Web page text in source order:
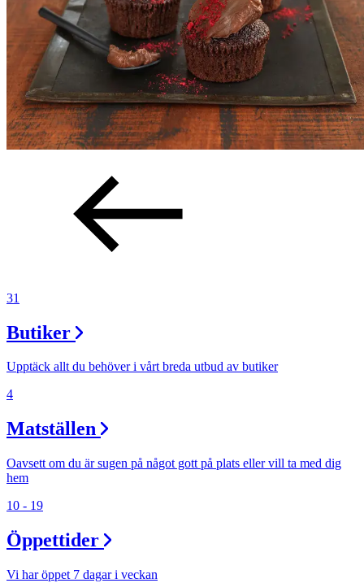
31
Butiker
Upptäck allt du behöver i vårt breda utbud av butiker
4
Matställen
Oavsett om du är sugen på något gott på plats eller vill ta med dig
hem
10 - 19
Öppettider
Vi har öppet 7 dagar i veckan